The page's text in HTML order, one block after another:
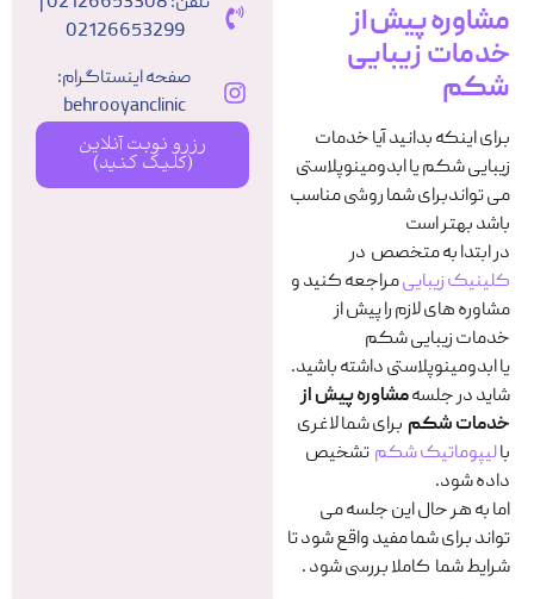
مشاوره پیش از
خدمات زیبایی
شکم
برای اینکه بدانید آیا خدمات
زیبایی شکم یا ابدومینوپلاستی
می تواندبرای شما روشی مناسب
باشد بهتر است
در ابتدا به متخصص در
کلینیک زیباییمراجعه کنید و
مشاوره های لازم را پیش از
خدمات زیبایی شکم
یا ابدومینوپلاستی داشته باشید.
شاید در جلسهمشاوره پیش از
خدمات شکم برای شما لاغری
بالیپوماتیک شکم تشخیص
داده شود.
اما به هر حال این جلسه می
تواند برای شما مفید واقع شود تا
شرایط شما کاملا بررسی شود .
02126653299
صفحه اینستاگرام:
behrooyanclinic
رزرو نوبت آنلاین
(کلیک کنید)